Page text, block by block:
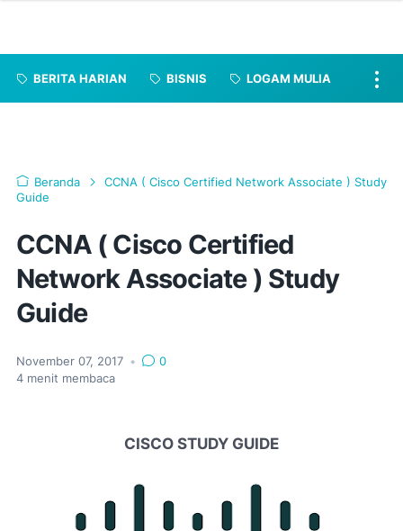
BERITA HARIAN BISNIS LOGAM MULIA
Beranda
CCNA ( Cisco Certified Network Associate ) Study
Guide
CCNA ( Cisco Certified
Network Associate ) Study
Guide
November 07, 2017 •
0
4 menit membaca
CISCO STUDY GUIDE